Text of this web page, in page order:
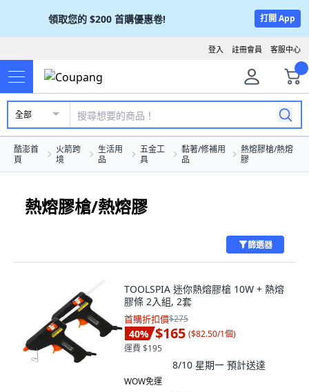
領取您的 $200 首購優惠卷! 打開 App
客服中心
註冊會員
登入
全部
酷澎首
頁
火箭跨
境
生活用
品
五金工
具
黏著/修補用
品
熱熔膠槍/熱熔
膠
熱熔膠槍/熱熔膠
篩選器
TOOLSPIA 迷你熱熔膠槍 10W + 熱熔
膠條 2入組, 2套
首購折扣價$275
40% $165 ($82.50/1個)
運費 $195
8/10 星期一 預計送達
WOW免運